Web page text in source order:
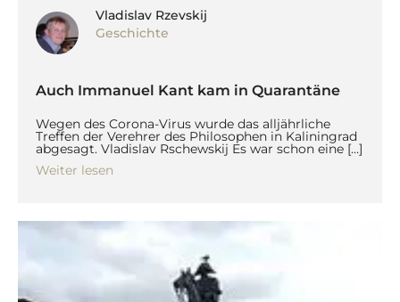
Vladislav Rzevskij
Geschichte
Auch Immanuel Kant kam in Quarantäne
Wegen des Corona-Virus wurde das alljährliche
Treffen der Verehrer des Philosophen in Kaliningrad
abgesagt. Vladislav Rschewskij Es war schon eine […]
Weiter lesen